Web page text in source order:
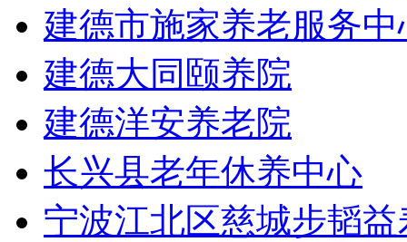
建德市施家养老服务中
建德大同颐养院
建德洋安养老院
长兴县老年休养中心
宁波江北区慈城步韬益